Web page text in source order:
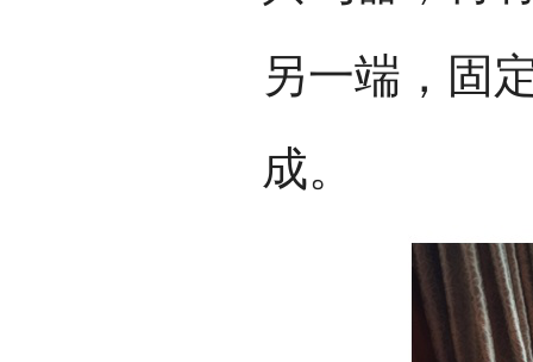
另一端，固
成。